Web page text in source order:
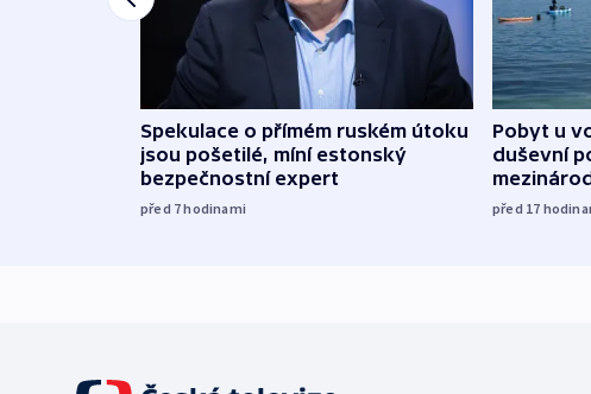
Spekulace o přímém ruském útoku
jsou pošetilé, míní estonský
bezpečnostní expert
před 7hodinami
Pobyt u
duševní
před 17